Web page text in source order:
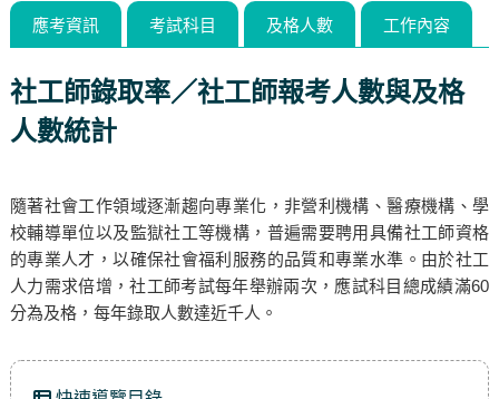
應考資訊 考試科目 及格人數 工作內容
社工師錄取率／社工師報考人數與及格
人數統計
隨著社會工作領域逐漸趨向專業化，非營利機構、醫療機構、學
校輔導單位以及監獄社工等機構，普遍需要聘用具備社工師資格
的專業人才，以確保社會福利服務的品質和專業水準。由於社工
人力需求倍增，社工師考試每年舉辦兩次，應試科目總成績滿60
分為及格，每年錄取人數達近千人。